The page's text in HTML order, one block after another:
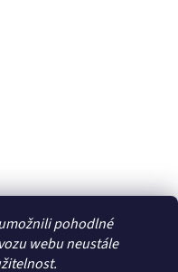
pohodlné
webu neustále